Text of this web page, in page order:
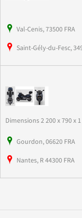
Val-Cenis, 73500 FRA
Saint-Gély-du-Fesc,
Dimensions 2 200 x 790 x
Gourdon, 06620 FRA
Nantes, R 44300 FRA